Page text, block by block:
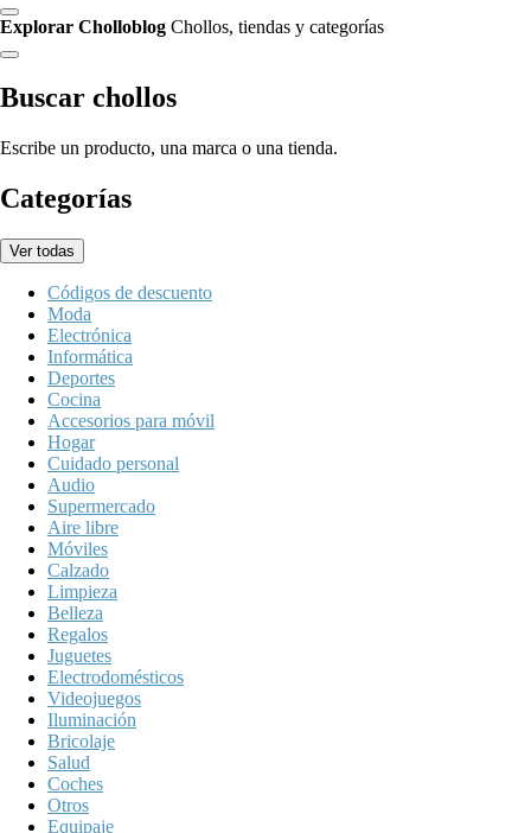
Explorar Cholloblog Chollos, tiendas y categorías
Buscar chollos
Escribe un producto, una marca o una tienda.
Categorías
Ver todas
Códigos de descuento
Moda
Electrónica
Informática
Deportes
Cocina
Accesorios para móvil
Hogar
Cuidado personal
Audio
Supermercado
Aire libre
Móviles
Calzado
Limpieza
Belleza
Regalos
Juguetes
Electrodomésticos
Videojuegos
Iluminación
Bricolaje
Salud
Coches
Otros
Equipaje